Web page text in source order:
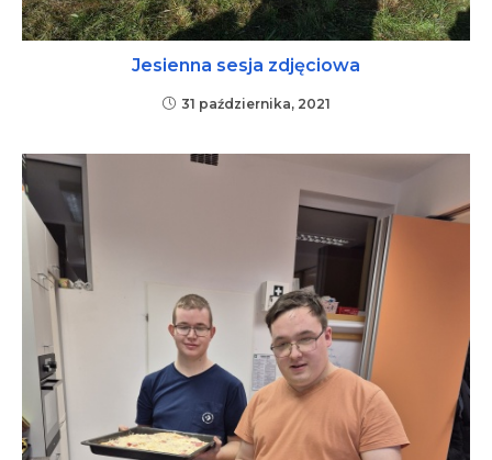
Jesienna sesja zdjęciowa
31 października, 2021